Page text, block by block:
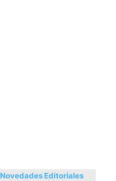
Novedades Editoriales